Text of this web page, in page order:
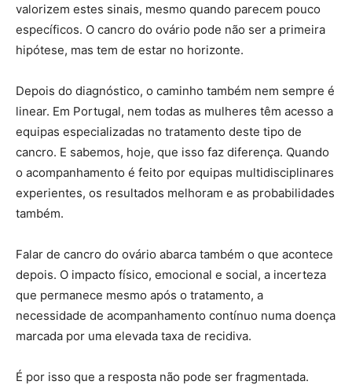
valorizem estes sinais, mesmo quando parecem pouco
específicos. O cancro do ovário pode não ser a primeira
hipótese, mas tem de estar no horizonte.
Depois do diagnóstico, o caminho também nem sempre é
linear. Em Portugal, nem todas as mulheres têm acesso a
equipas especializadas no tratamento deste tipo de
cancro. E sabemos, hoje, que isso faz diferença. Quando
o acompanhamento é feito por equipas multidisciplinares
experientes, os resultados melhoram e as probabilidades
também.
Falar de cancro do ovário abarca também o que acontece
depois. O impacto físico, emocional e social, a incerteza
que permanece mesmo após o tratamento, a
necessidade de acompanhamento contínuo numa doença
marcada por uma elevada taxa de recidiva.
É por isso que a resposta não pode ser fragmentada.